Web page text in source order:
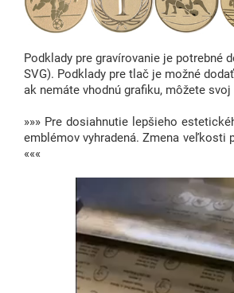
Podklady pre gravírovanie je potrebné
SVG). Podklady pre tlač je možné
ak nemáte vhodnú grafiku, môžete
»»» Pre dosiahnutie lepšieho
emblémov vyhradená. Zmena veľkosti
«««